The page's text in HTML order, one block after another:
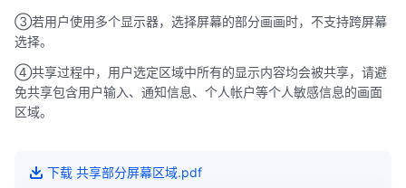
③若用户使用多个显示器，选择屏幕的部分画画时，不支持跨屏幕
选择。
④共享过程中，用户选定区域中所有的显示内容均会被共享，请避
免共享包含用户输入、通知信息、个人帐户等个人敏感信息的画面
区域。
下载 共享部分屏幕区域.pdf